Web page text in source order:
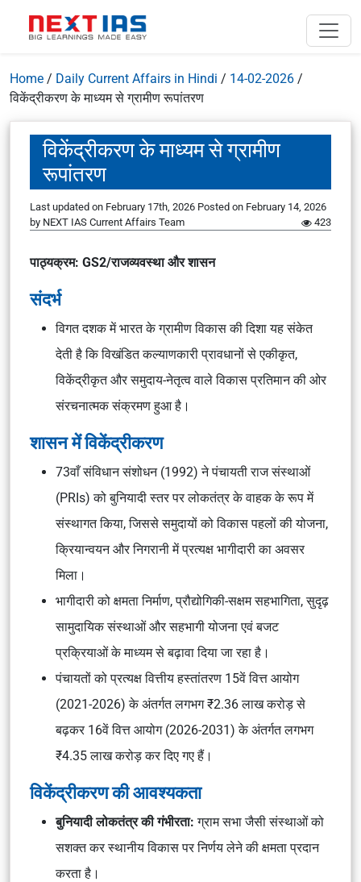
Home / Daily Current Affairs in Hindi / 14-02-2026 /
विकेंद्रीकरण के माध्यम से ग्रामीण रूपांतरण
विकेंद्रीकरण के माध्यम से ग्रामीण
रूपांतरण
Last updated on February 17th, 2026 Posted on February 14, 2026
by NEXT IAS Current Affairs Team 423
पाठ्यक्रम: GS2/राजव्यवस्था और शासन
संदर्भ
विगत दशक में भारत के ग्रामीण विकास की दिशा यह संकेत
देती है कि विखंडित कल्याणकारी प्रावधानों से एकीकृत,
विकेंद्रीकृत और समुदाय-नेतृत्व वाले विकास प्रतिमान की ओर
संरचनात्मक संक्रमण हुआ है।
शासन में विकेंद्रीकरण
73वाँ संविधान संशोधन (1992) ने पंचायती राज संस्थाओं
(PRIs) को बुनियादी स्तर पर लोकतंत्र के वाहक के रूप में
संस्थागत किया, जिससे समुदायों को विकास पहलों की योजना,
क्रियान्वयन और निगरानी में प्रत्यक्ष भागीदारी का अवसर
मिला।
भागीदारी को क्षमता निर्माण, प्रौद्योगिकी-सक्षम सहभागिता, सुदृढ़
सामुदायिक संस्थाओं और सहभागी योजना एवं बजट
प्रक्रियाओं के माध्यम से बढ़ावा दिया जा रहा है।
पंचायतों को प्रत्यक्ष वित्तीय हस्तांतरण 15वें वित्त आयोग
(2021-2026) के अंतर्गत लगभग ₹2.36 लाख करोड़ से
बढ़कर 16वें वित्त आयोग (2026-2031) के अंतर्गत लगभग
₹4.35 लाख करोड़ कर दिए गए हैं।
विकेंद्रीकरण की आवश्यकता
बुनियादी लोकतंत्र की गंभीरता: ग्राम सभा जैसी संस्थाओं को
सशक्त कर स्थानीय विकास पर निर्णय लेने की क्षमता प्रदान
करता है।